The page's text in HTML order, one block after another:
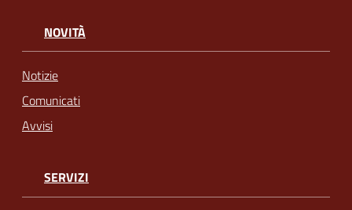
NOVITÀ
Notizie
Comunicati
Avvisi
SERVIZI